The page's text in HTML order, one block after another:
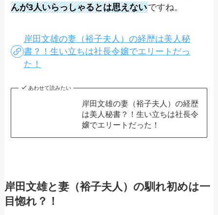
んが3人いらっしゃるとは思えないですね。
岸田文雄の妻（裕子夫人）の経歴は美人秘
書？！生い立ちは社長令嬢でエリートだっ
た！
あわせて読みたい
岸田文雄の妻（裕子夫人）の経歴
は美人秘書？！生い立ちは社長令
嬢でエリートだった！
岸田文雄と妻（裕子夫人）の馴れ初めは一
目惚れ？！